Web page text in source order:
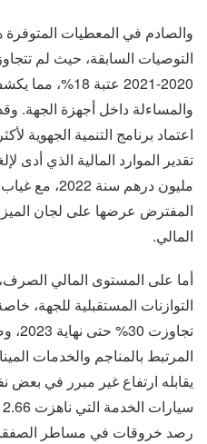
والصادم في المعطيات
التوصيات السابقة، حيث لم
2020-2021 عتبة
والمساءلة داخل أجهزة الجهة.
مليون درهم
المفترض عرضها على لجان
المالي.
أما على المستوى المالي
التوازنات المستقبلية للجهة،
المرتبط بالمناجم والخدمات
يقابله ارتفاع غير مبرر في بعض
رصد خروقات في مساطر